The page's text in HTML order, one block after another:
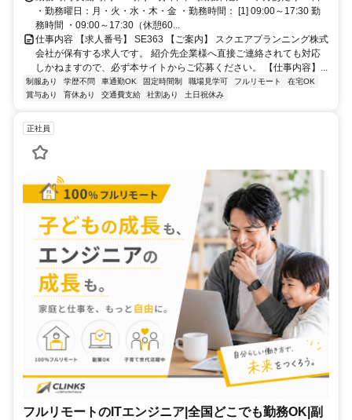
・勤務曜日：月・火・水・木・金 ・勤務時間： [1] 09:00～17:30 勤
務時間 ・09:00～17:30（休憩60...
仕事内容 【求人番号】 SE363 【ご案内】 スクエアプランニング株式
会社が保有する求人です。 紹介先企業様へ直接ご連絡されても対応
しかねますので、必ず本サイトからご応募ください。 【仕事内容】...
制服あり 学歴不問 車通勤OK 固定時間制 職場見学可 フルリモート
在宅OK
賞与あり
育休あり 交通費支給 社割あり 土日祝休み
正社員
フルリモートのITエンジニア|全国どこでも勤務OK|副